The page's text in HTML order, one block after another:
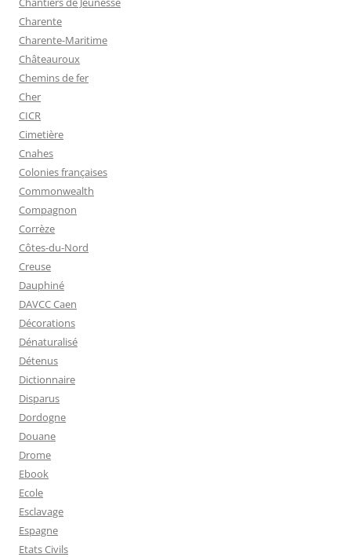
Charente
Charente-Maritime
Châteauroux
Chemins de fer
Cher
CICR
Cimetière
Cnahes
Colonies françaises
Commonwealth
Compagnon
Corrèze
Côtes-du-Nord
Creuse
Dauphiné
DAVCC Caen
Décorations
Dénaturalisé
Détenus
Dictionnaire
Disparus
Dordogne
Douane
Drome
Ebook
Ecole
Esclavage
Espagne
Etats Civils